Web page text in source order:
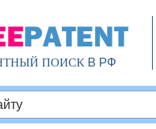
ПОИСКВ РФ